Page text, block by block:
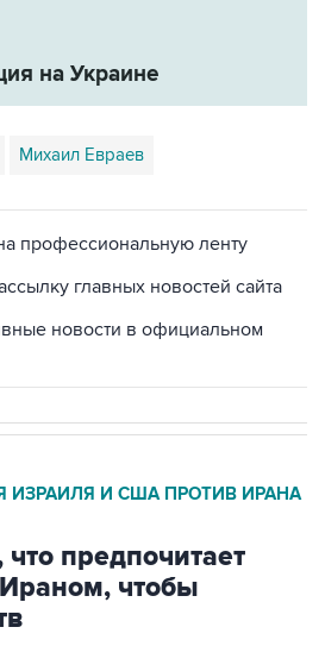
на Украине
Михаил Евраев
профессиональную ленту
главных новостей сайта
новости в официальном
ИЗРАИЛЯ И США ПРОТИВ ИРАНА
предпочитает
чтобы